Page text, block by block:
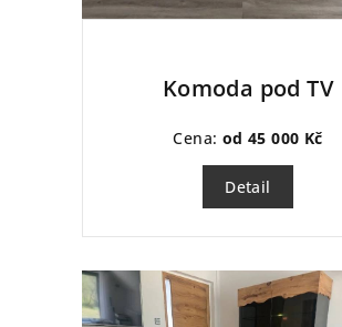
Komoda pod TV
Cena: od 45 000 Kč
Detail